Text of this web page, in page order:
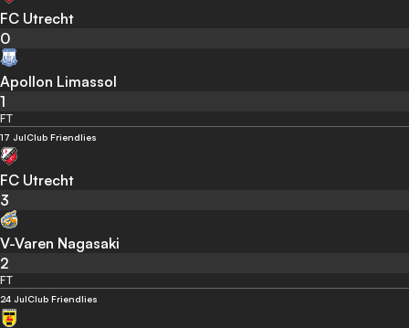
FC Utrecht
0
Apollon Limassol
1
FT
17 JulClub Friendlies
FC Utrecht
3
V-Varen Nagasaki
2
FT
24 JulClub Friendlies